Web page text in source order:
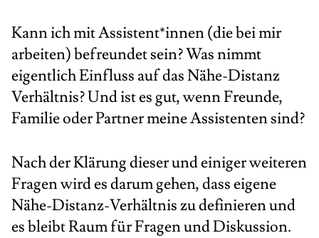
Kann ich mit Assistent*innen (die bei mir
arbeiten) befreundet sein? Was nimmt
eigentlich Einfluss auf das Nähe-Distanz
Verhältnis? Und ist es gut, wenn Freunde,
Familie oder Partner meine Assistenten sind?
Nach der Klärung dieser und einiger weiteren
Fragen wird es darum gehen, dass eigene
Nähe-Distanz-Verhältnis zu definieren und
es bleibt Raum für Fragen und Diskussion.